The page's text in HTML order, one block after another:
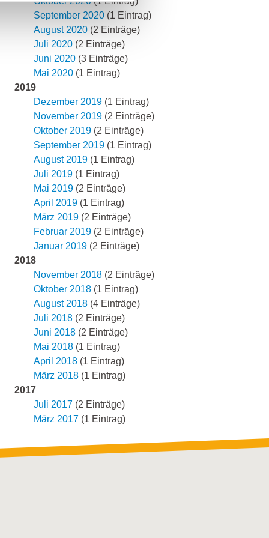
September 2020 (1 Eintrag)
August 2020 (2 Einträge)
Juli 2020 (2 Einträge)
Juni 2020 (3 Einträge)
Mai 2020 (1 Eintrag)
2019
Dezember 2019 (1 Eintrag)
November 2019 (2 Einträge)
Oktober 2019 (2 Einträge)
September 2019 (1 Eintrag)
August 2019 (1 Eintrag)
Juli 2019 (1 Eintrag)
Mai 2019 (2 Einträge)
April 2019 (1 Eintrag)
März 2019 (2 Einträge)
Februar 2019 (2 Einträge)
Januar 2019 (2 Einträge)
2018
November 2018 (2 Einträge)
Oktober 2018 (1 Eintrag)
August 2018 (4 Einträge)
Juli 2018 (2 Einträge)
Juni 2018 (2 Einträge)
Mai 2018 (1 Eintrag)
April 2018 (1 Eintrag)
März 2018 (1 Eintrag)
2017
Juli 2017 (2 Einträge)
März 2017 (1 Eintrag)